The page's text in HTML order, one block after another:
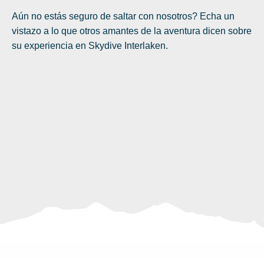
Aún no estás seguro de saltar con nosotros? Echa un
vistazo a lo que otros amantes de la aventura dicen sobre
su experiencia en Skydive Interlaken.